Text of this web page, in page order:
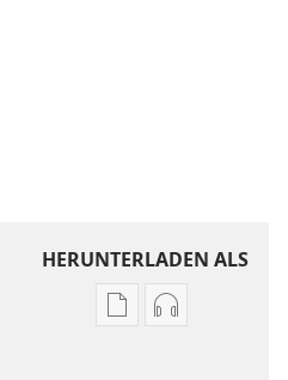
HERUNTERLADEN ALS